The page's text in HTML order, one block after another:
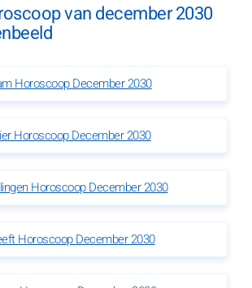
van december 2030
Horoscoop December 2030
Horoscoop December 2030
Horoscoop December 2030
Horoscoop December 2030